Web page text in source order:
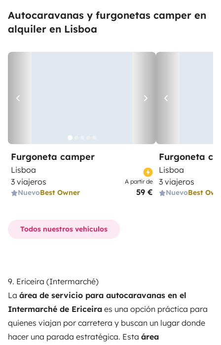
Autocaravanas y furgonetas camper en
alquiler en Lisboa
Furgoneta camper
Lisboa
3 viajeros
NuevoBest Owner
A partir de
59 €
Furgoneta
Lisboa
3 viajeros
NuevoBest
Todos nuestros vehículos
9. Ericeira (Intermarché)
La área de servicio para autocaravanas en el
Intermarché de Ericeira es una opción práctica para
quienes viajan por carretera y buscan un lugar donde
hacer una parada estratégica. Esta área